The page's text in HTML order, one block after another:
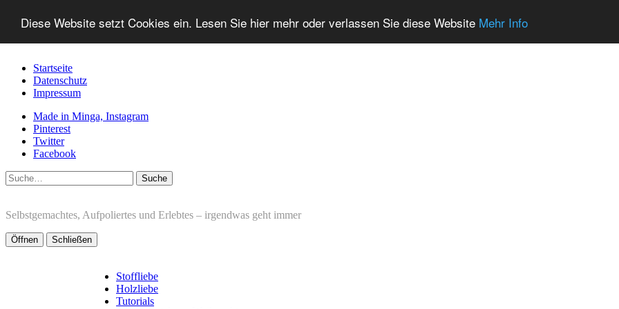
Diese Website setzt Cookies ein. Lesen Sie hier mehr oder verlassen Sie diese Website Mehr Info
Startseite
Datenschutz
Impressum
Made in Minga, Instagram
Pinterest
Twitter
Facebook
Suche
Selbstgemachtes, Aufpoliertes und Erlebtes – irgendwas geht immer
Öffnen Schließen
Stoffliebe
Holzliebe
Tutorials